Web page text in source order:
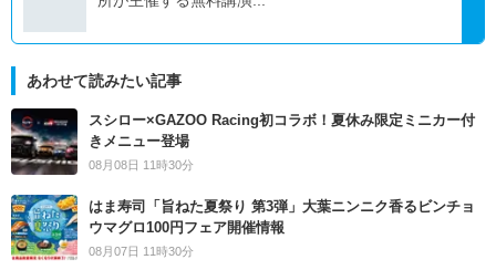
あわせて読みたい記事
スシロー×GAZOO Racing初コラボ！夏休み限定ミニカー付
きメニュー登場
08月08日 11時30分
はま寿司「旨ねた夏祭り 第3弾」大葉ニンニク香るビンチョ
ウマグロ100円フェア開催情報
08月07日 11時30分